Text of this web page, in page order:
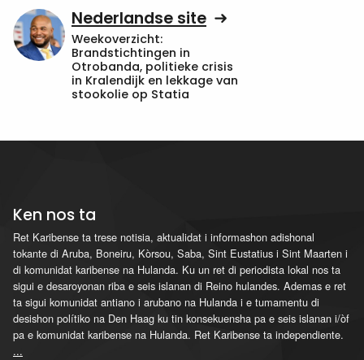
Nederlandse site
Weekoverzicht:
Brandstichtingen in
Otrobanda, politieke crisis
in Kralendijk en lekkage van
stookolie op Statia
Ken nos ta
Ret Karibense ta trese notisia, aktualidat i informashon adishonal
tokante di Aruba, Boneiru, Kòrsou, Saba, Sint Eustatius i Sint Maarten i
di komunidat karibense na Hulanda. Ku un ret di periodista lokal nos ta
sigui e desaroyonan riba e seis islanan di Reino hulandes. Ademas e ret
ta sigui komunidat antiano i arubano na Hulanda i e tumamentu di
desishon polítiko na Den Haag ku tin konsekuensha pa e seis islanan i/òf
pa e komunidat karibense na Hulanda. Ret Karibense ta independiente.
...